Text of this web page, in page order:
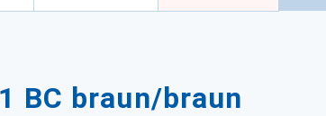
BC braun/braun